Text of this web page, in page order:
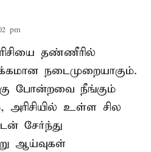
pm
தண்ணீரில்
நடைமுறையாகும்.
போன்றவை நீங்கும்
அரிசியில் உள்ள சில
சேர்ந்து
ஆய்வுகள்